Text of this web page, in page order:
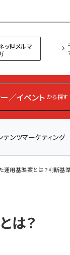
ッ担メルマ
／イベント から探す
テンツマーケティング
運用基準案とは？判断
は？
次の一手」とは？
登壇のリアルECセ